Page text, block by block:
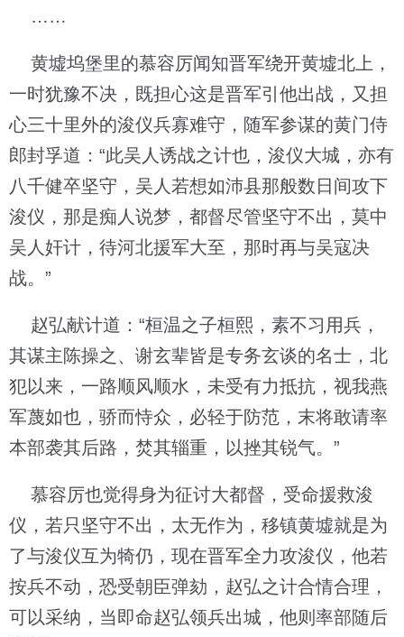
……
黄墟坞堡里的慕容厉闻知晋军绕开黄墟北上，
一时犹豫不决，既担心这是晋军引他出战，又担
心三十里外的浚仪兵寡难守，随军参谋的黄门侍
郎封孚道：“此吴人诱战之计也，浚仪大城，亦有
八千健卒坚守，吴人若想如沛县那般数日间攻下
浚仪，那是痴人说梦，都督尽管坚守不出，莫中
吴人奸计，待河北援军大至，那时再与吴寇决
战。”
赵弘献计道：“桓温之子桓熙，素不习用兵，
其谋主陈操之、谢玄辈皆是专务玄谈的名士，北
犯以来，一路顺风顺水，未受有力抵抗，视我燕
军蔑如也，骄而恃众，必轻于防范，末将敢请率
本部袭其后路，焚其辎重，以挫其锐气。”
慕容厉也觉得身为征讨大都督，受命援救浚
仪，若只坚守不出，太无作为，移镇黄墟就是为
了与浚仪互为犄仍，现在晋军全力攻浚仪，他若
按兵不动，恐受朝臣弹劾，赵弘之计合情合理，
可以采纳，当即命赵弘领兵出城，他则率部随后